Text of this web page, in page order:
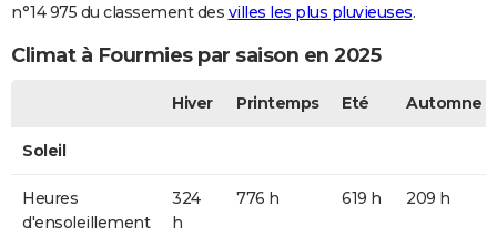
n°14 975 du classement des villes les plus pluvieuses.
Climat à Fourmies par saison en 2025
Hiver Printemps Eté Automne
Soleil
Heures
d'ensoleillement
324
h
776 h 619 h 209 h